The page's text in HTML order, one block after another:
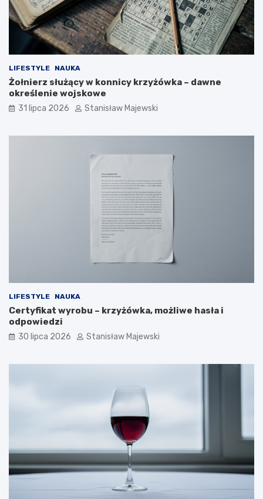
LIFESTYLE NAUKA
Żołnierz służący w konnicy krzyżówka – dawne
określenie wojskowe
31 lipca 2026 Stanisław Majewski
LIFESTYLE NAUKA
Certyfikat wyrobu – krzyżówka, możliwe hasła i
odpowiedzi
30 lipca 2026 Stanisław Majewski